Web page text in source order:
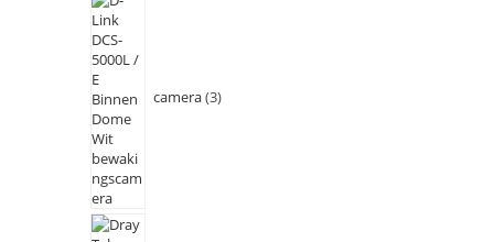
camera 3